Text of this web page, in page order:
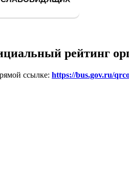
рейтинг
ссылке: https://bus.gov.ru/